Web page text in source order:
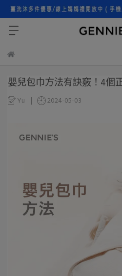
嬰兒包巾方法有訣竅！4個
Yu 2024-05-03